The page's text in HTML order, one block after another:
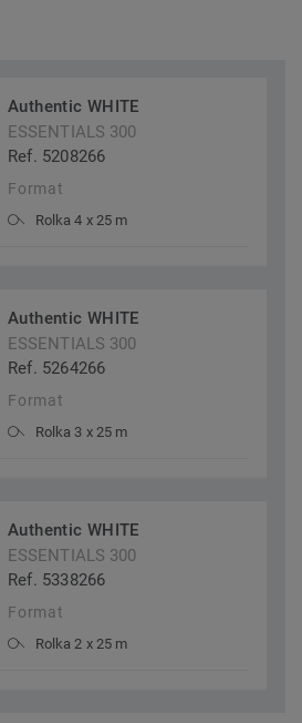
Authentic WHITE
ESSENTIALS 300
Ref. 5208266
Format
Rolka 4 x 25 m
Authentic WHITE
ESSENTIALS 300
Ref. 5264266
Format
Rolka 3 x 25 m
Authentic WHITE
ESSENTIALS 300
Ref. 5338266
Format
Rolka 2 x 25 m